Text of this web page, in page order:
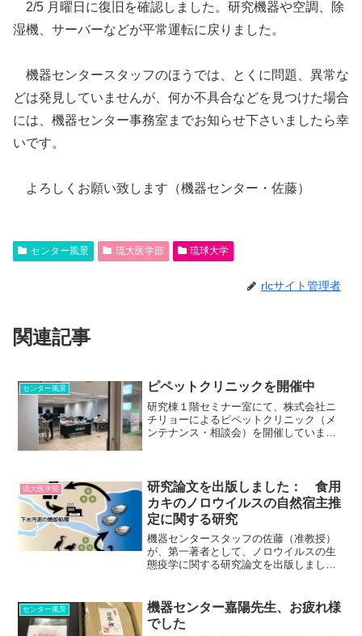
2/5 月曜日に復旧を確認しました。研究機器や空調、除
湿機、サーバーなどが平常運転に戻りました。
機器センタースタッフのほうでは、とくに問題、異常な
どは発見していませんが、何か不具合などを見つけた場合
には、機器センター事務室までお知らせ下さいましたら幸
いです。
よろしくお願い致します（機器センター・佐藤）
センター風景 琉大医学部 琉球大学
rlcサイト管理者
関連記事
センター風景 ピペットクリニックを開催中
研究棟１階セミナー室にて、株式会社ニ
チリョーによるピペットクリニック（メ
ンテナンス・相談会）を開催しています
ぜひご参加く...
琉大医学部
研究論文を出版しました： 食用
カキのノロウイルスの自然宿主推
定に関する研究
機器センタースタッフの佐藤（准教授）
が、第一著者として、ノロウイルスの生
態疫学に関する研究論文を出版しまし
なります。 研究内容については、下記
の琉球大学 HP に...
センター風景
機器センター嘉陽先生、お疲れ様
でした